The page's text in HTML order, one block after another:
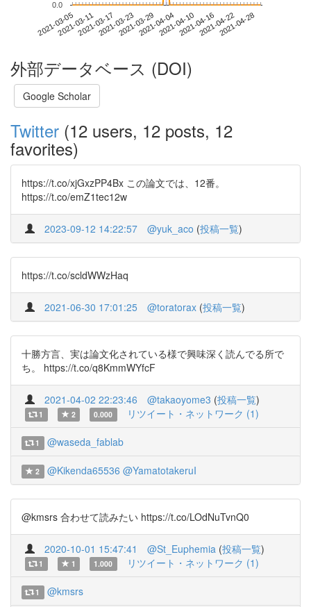
2021-03-052021-03-112021-03-172021-03-232021-03-292021-04-042021-04-102021-04-162021-04-222021-04-28
0.0
外部データベース (DOI)
Google Scholar
Twitter (12 users, 12 posts, 12
favorites)
https://t.co/xjGxzPP4Bx この論文では、12番。
https://t.co/emZ1tec12w
2023-09-12 14:22:57 @yuk_aco (投稿一覧)
https://t.co/scldWWzHaq
2021-06-30 17:01:25 @toratorax (投稿一覧)
十勝方言、実は論文化されている様で興味深く読んでる所で
ち。 https://t.co/q8KmmWYfcF
2021-04-02 22:23:46 @takaoyome3 (投稿一覧)
1 2 0.000 リツイート・ネットワーク (1)
1 @waseda_fablab
2 @Kikenda65536 @YamatotakeruI
@kmsrs 合わせて読みたい https://t.co/LOdNuTvnQ0
2020-10-01 15:47:41 @St_Euphemia (投稿一覧)
1 1 1.000 リツイート・ネットワーク (1)
1 @kmsrs